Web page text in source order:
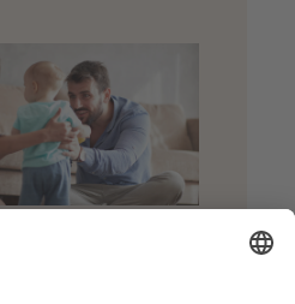
Euro Gehalt p. M.) und